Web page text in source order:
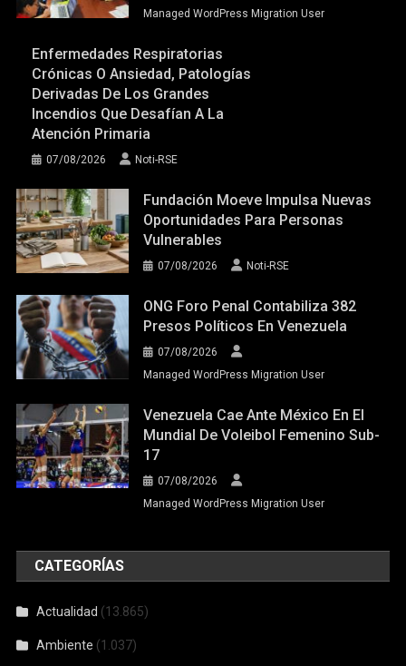
Managed WordPress Migration User
Enfermedades Respiratorias
Crónicas O Ansiedad, Patologías
Derivadas De Los Grandes
Incendios Que Desafían A La
Atención Primaria
07/08/2026 Noti-RSE
Fundación Moeve Impulsa Nuevas
Oportunidades Para Personas
Vulnerables
07/08/2026 Noti-RSE
ONG Foro Penal Contabiliza 382
Presos Políticos En Venezuela
07/08/2026
Managed WordPress Migration User
Venezuela Cae Ante México En El
Mundial De Voleibol Femenino Sub-
17
07/08/2026
Managed WordPress Migration User
CATEGORÍAS
Actualidad (13.865)
Ambiente (1.037)